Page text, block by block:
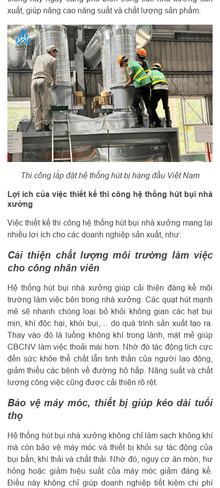
xuất, giúp nâng cao năng suất và chất lượng sản phẩm.
Thi công lắp đặt hệ thống hút bị hàng đầu Việt Nam
Lợi ích của việc thiết kế thi công hệ thống hút bụi nhà
xưởng
Việc thiết kế thi công hệ thống hút bụi nhà xưởng mang lại
nhiều lợi ích cho các doanh nghiệp sản xuất, như:
Cải thiện chất lượng môi trường làm việc
cho công nhân viên
Hệ thống hút bụi nhà xưởng giúp cải thiện đáng kể môi
trường làm việc bên trong nhà xưởng. Các quạt hút mạnh
mẽ sẽ nhanh chóng loại bỏ khỏi không gian các hạt bụi
mịn, khí độc hại, khói bụi,… do quá trình sản xuất tạo ra.
Thay vào đó là luồng không khí trong lành, mát mẻ giúp
CBCNV làm việc thoải mái hơn. Nhờ đó tác động tích cực
đến sức khỏe thể chất lẫn tinh thần của người lao động,
giảm thiểu các bệnh về đường hô hấp. Năng suất và chất
lượng công việc cũng được cải thiện rõ rệt.
Bảo vệ máy móc, thiết bị giúp kéo dài tuổi
thọ
Hệ thống hút bụi nhà xưởng không chỉ làm sạch không khí
mà còn bảo vệ máy móc và thiết bị khỏi sự tác động của
bụi bẩn, khí thải và chất thải. Nhờ đó, nguy cơ ăn mòn, hư
hỏng hoặc giảm hiệu suất của máy móc giảm đáng kể.
Điều này không chỉ giúp doanh nghiệp tiết kiệm chi phí